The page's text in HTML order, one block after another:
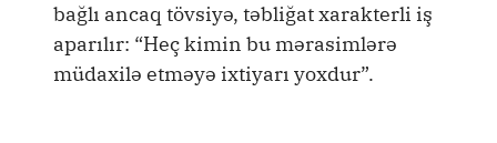
bağlı ancaq tövsiyə, təbliğat xarakterli iş
aparılır: “Heç kimin bu mərasimlərə
müdaxilə etməyə ixtiyarı yoxdur”.